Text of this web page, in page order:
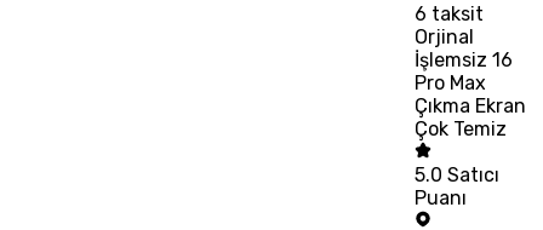
6 taksit
Orjinal
İşlemsiz 16
Pro Max
Çıkma Ekran
Çok Temiz
5.0 Satıcı
Puanı